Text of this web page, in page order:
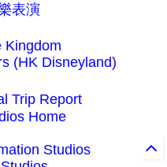
表演
Kingdom
(HK Disneyland)
Trip Report
Home
Studios